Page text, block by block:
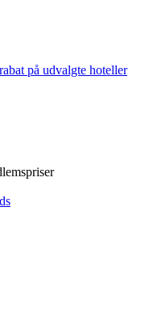
på udvalgte hoteller